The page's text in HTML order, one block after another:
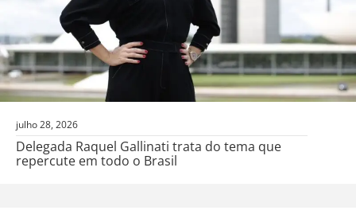
julho 28, 2026
Delegada Raquel Gallinati trata do tema que
repercute em todo o Brasil